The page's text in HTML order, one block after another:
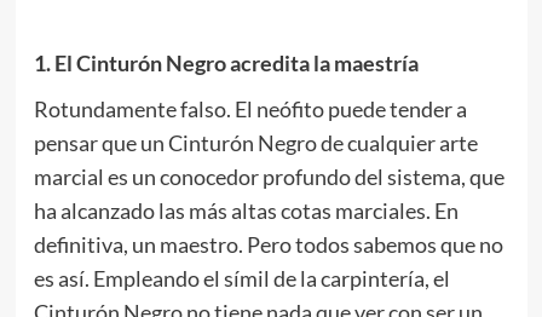
1. El Cinturón Negro acredita la maestría
Rotundamente falso. El neófito puede tender a
pensar que un Cinturón Negro de cualquier arte
marcial es un conocedor profundo del sistema, que
ha alcanzado las más altas cotas marciales. En
definitiva, un maestro. Pero todos sabemos que no
es así. Empleando el símil de la carpintería, el